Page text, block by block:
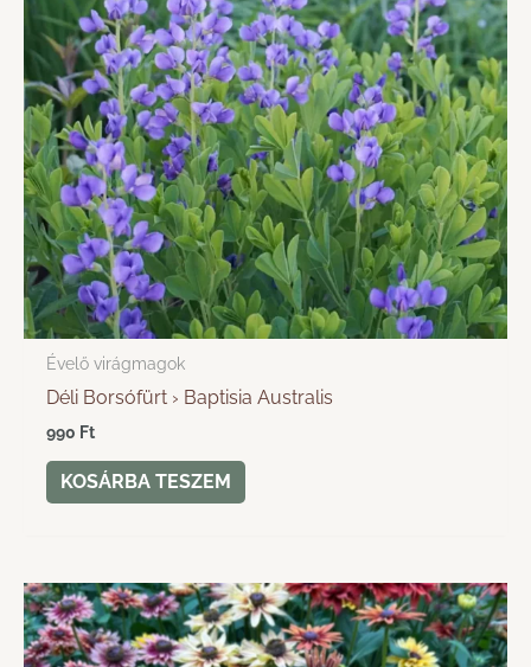
Évelő virágmagok
Déli Borsófürt › Baptisia Australis
990 Ft
KOSÁRBA TESZEM